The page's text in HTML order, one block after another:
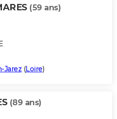
(59 ans)
Jarez (Loire)
(89 ans)